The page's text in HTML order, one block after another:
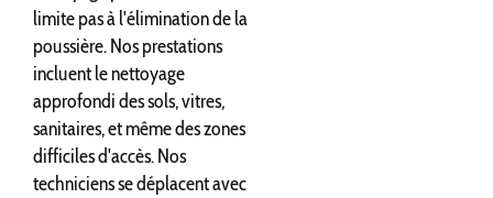
limite pas à l'élimination de la
poussière. Nos prestations
incluent le nettoyage
approfondi des sols, vitres,
sanitaires, et même des zones
difficiles d'accès. Nos
techniciens se déplacent avec